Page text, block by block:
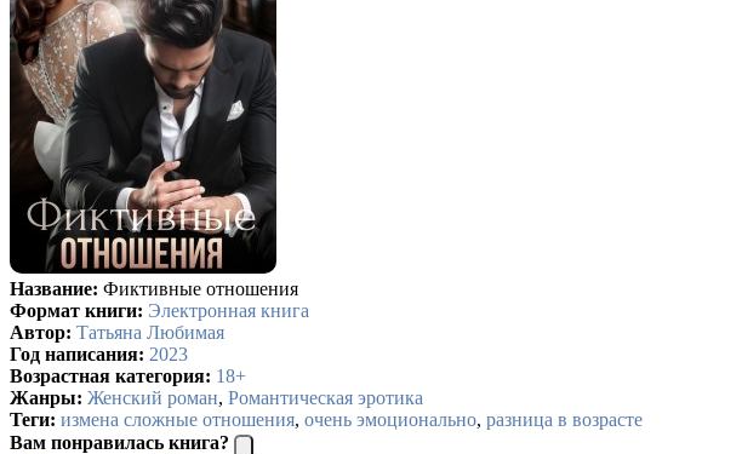
Название: Фиктивные отношения
Формат книги: Электронная книга
Автор: Татьяна Любимая
Год написания: 2023
Возрастная категория: 18+
Жанры: Женский роман, Романтическая эротика
Теги: измена сложные отношения, очень эмоционально, разница в возрасте
Вам понравилась книга?